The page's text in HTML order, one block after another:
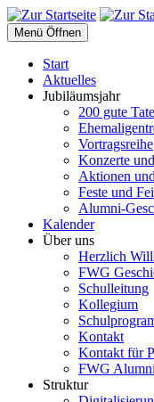
Menü Öffnen
Start
Aktuelles
Jubiläumsjahr
200 gute
Vortragsreihe
Konzerte
Aktionen
Feste und
Alumni-
Kalender
Über uns
Herzlich
FWG
Schulleitung
Kollegium
Kontakt
Kontakt für
FWG Alumni
Struktur